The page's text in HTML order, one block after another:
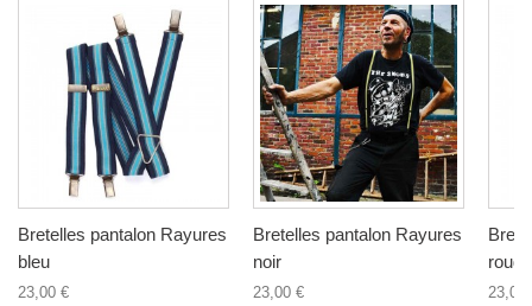
Bretelles pantalon Rayures
bleu
23,00 €
Bretelles pantalon Rayures
noir
23,00 €
rouge
23,00